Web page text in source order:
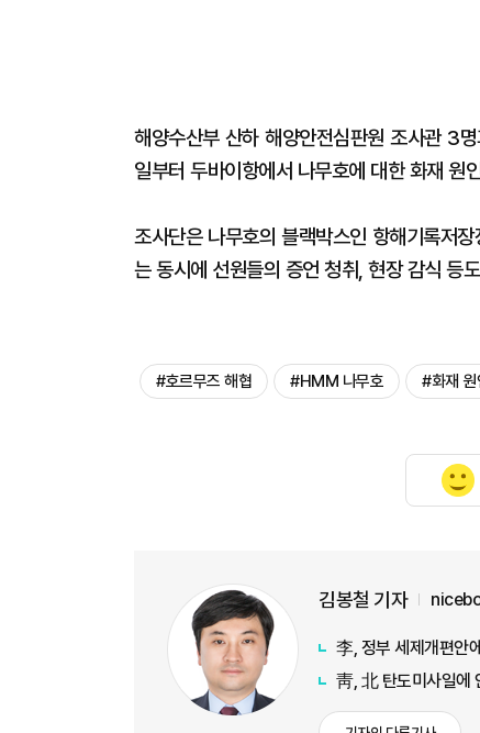
해양수산부 산하 해양안전심판원 조사관 3
일부터 두바이항에서 나무호에 대한 화재 원
조사단은 나무호의 블랙박스인 항해기록저
는 동시에 선원들의 증언 청취, 현장 감식 등
#호르무즈 해협 #HMM 나무호 #화재 원
김봉철 기자
李, 정부 세제개편안
靑, 北 탄도미사일에